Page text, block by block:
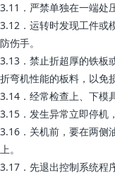
3.11．严禁单独在一端处
3.12．运转时发现工件或
防伤手。
3.13．禁止折超厚的铁板
折弯机性能的板料，以免
3.14．经常检查上、下模
3.15．发生异常立即停机
3.16．关机前，要在两侧
上。
3.17．先退出控制系统程